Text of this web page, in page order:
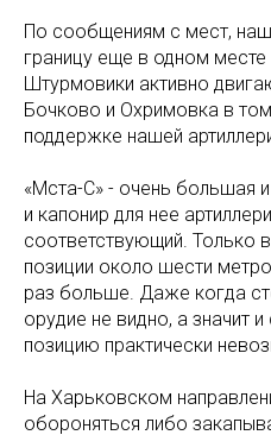
По сообщениям с мест,
границу еще в одном месте
Штурмовики активно
Бочково и Охримовка в
поддержке нашей
«Мста-С» - очень большая
и капонир для нее
соответствующий. Только
позиции около шести
раз больше. Даже когда
орудие не видно, а значит
позицию практически
На Харьковском
обороняться либо